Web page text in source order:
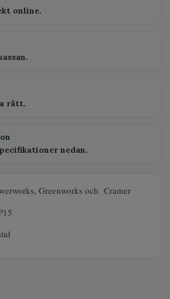
online.
rätt.
nedan.
Greenworks och Cramer